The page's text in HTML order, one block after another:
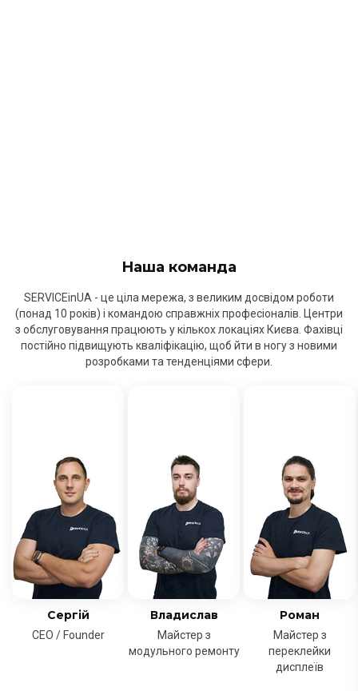
Наша команда
SERVICEinUA - це ціла мережа, з великим досвідом роботи
(понад 10 років) і командою справжніх професіоналів. Центри
з обслуговування працюють у кількох локаціях Києва. Фахівці
постійно підвищують кваліфікацію, щоб йти в ногу з новими
розробками та тенденціями сфери.
Сергій
CEO / Founder
Владислав
Майстер з
модульного ремонту
Роман
Майстер з
переклейки
дисплеїв